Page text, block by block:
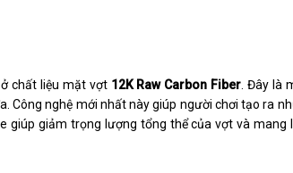
chất liệu mặt vợt 12K Raw Carbon Fiber. Đây là
Công nghệ mới nhất này giúp người chơi tạo ra
giúp giảm trọng lượng tổng thể của vợt và